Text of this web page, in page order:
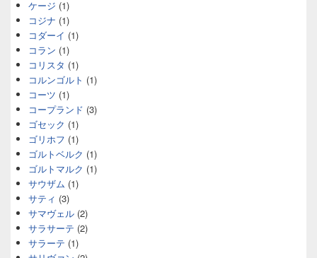
ケージ (1)
コジナ (1)
コダーイ (1)
コラン (1)
コリスタ (1)
コルンゴルト (1)
コーツ (1)
コープランド (3)
ゴセック (1)
ゴリホフ (1)
ゴルトベルク (1)
ゴルトマルク (1)
サウザム (1)
サティ (3)
サマヴェル (2)
サラサーテ (2)
サラーテ (1)